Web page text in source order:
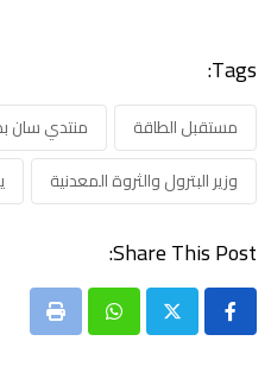
Tags:
مستقبل الطاقة
منتدي سان
وزير البترول والثروة المعدنية
Share This Post:
Whatsapp
Print